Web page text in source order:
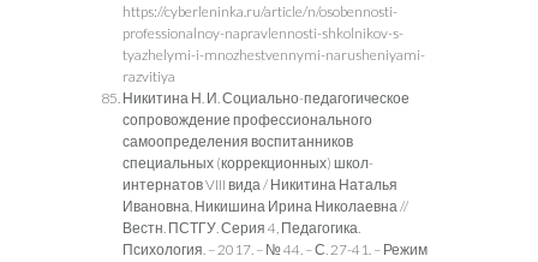
https://cyberleninka.ru/article/n/osobennosti-
professionalnoy-napravlennosti-shkolnikov-s-
tyazhelymi-i-mnozhestvennymi-narusheniyami-
razvitiya
Никитина Н. И. Социально-педагогическое
сопровождение профессионального
самоопределения воспитанников
специальных (коррекционных) школ-
интернатов VIII вида / Никитина Наталья
Ивановна, Никишина Ирина Николаевна //
Вестн. ПСТГУ. Серия 4, Педагогика.
Психология. – 2017. – № 44. – С. 27-41. – Режим